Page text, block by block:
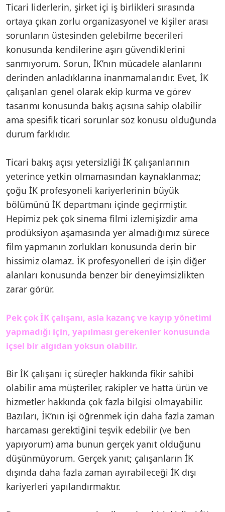
Ticari liderlerin, şirket içi iş birlikleri sırasında
ortaya çıkan zorlu organizasyonel ve kişiler arası
sorunların üstesinden gelebilme becerileri
konusunda kendilerine aşırı güvendiklerini
sanmıyorum. Sorun, İK’nın mücadele alanlarını
derinden anladıklarına inanmamalarıdır. Evet, İK
çalışanları genel olarak ekip kurma ve görev
tasarımı konusunda bakış açısına sahip olabilir
ama spesifik ticari sorunlar söz konusu olduğunda
durum farklıdır.
Ticari bakış açısı yetersizliği İK çalışanlarının
yeterince yetkin olmamasından kaynaklanmaz;
çoğu İK profesyoneli kariyerlerinin büyük
bölümünü İK departmanı içinde geçirmiştir.
Hepimiz pek çok sinema filmi izlemişizdir ama
prodüksiyon aşamasında yer almadığımız sürece
film yapmanın zorlukları konusunda derin bir
hissimiz olamaz. İK profesyonelleri de işin diğer
alanları konusunda benzer bir deneyimsizlikten
zarar görür.
Pek çok İK çalışanı, asla kazanç ve kayıp yönetimi
yapmadığı için, yapılması gerekenler konusunda
içsel bir algıdan yoksun olabilir.
Bir İK çalışanı iç süreçler hakkında fikir sahibi
olabilir ama müşteriler, rakipler ve hatta ürün ve
hizmetler hakkında çok fazla bilgisi olmayabilir.
Bazıları, İK’nın işi öğrenmek için daha fazla zaman
harcaması gerektiğini teşvik edebilir (ve ben
yapıyorum) ama bunun gerçek yanıt olduğunu
düşünmüyorum. Gerçek yanıt; çalışanların İK
dışında daha fazla zaman ayırabileceği İK dışı
kariyerleri yapılandırmaktır.